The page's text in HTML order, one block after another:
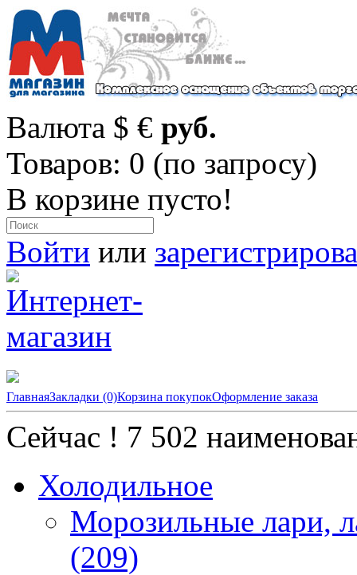
Валюта $ € руб.
Товаров: 0 (по запросу)
В корзине пусто!
Войти или
ГлавнаяЗакладки (0)Корзина покупокОформление заказа
Сейчас ! 7 502
Холодильное
Морозильные лари,
(209)